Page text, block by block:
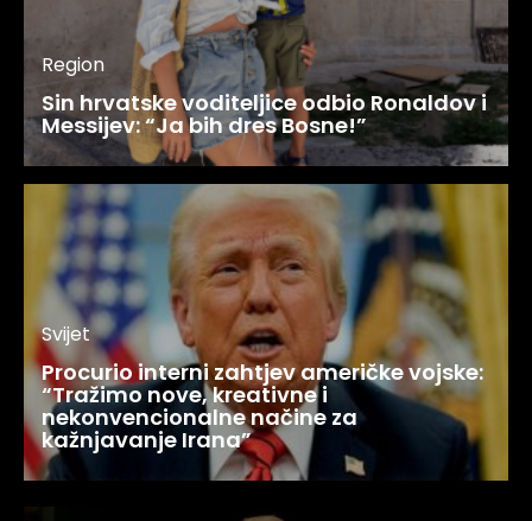
Region
Sin hrvatske voditeljice odbio Ronaldov i
Messijev: “Ja bih dres Bosne!”
Svijet
Procurio interni zahtjev američke vojske:
“Tražimo nove, kreativne i
nekonvencionalne načine za
kažnjavanje Irana”